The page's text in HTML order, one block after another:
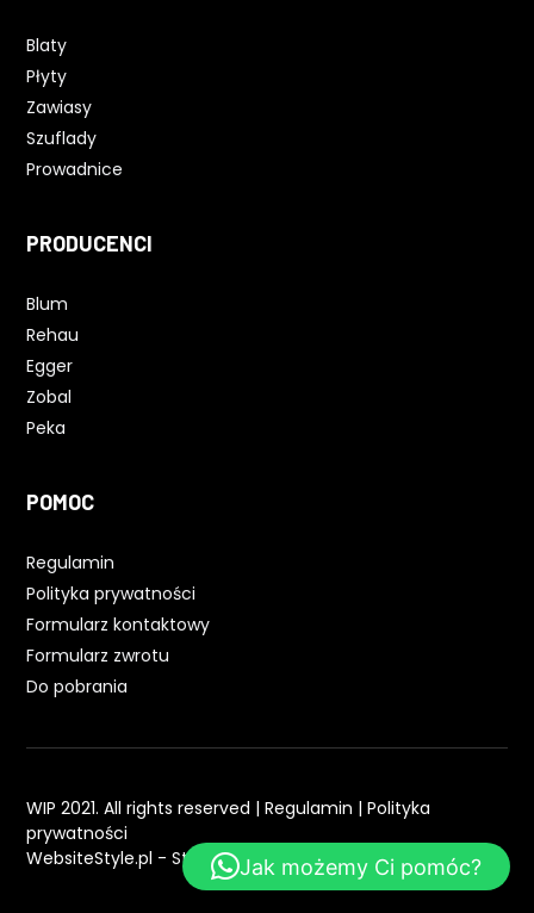
Blaty
Płyty
Zawiasy
Szuflady
Prowadnice
PRODUCENCI
Blum
Rehau
Egger
Zobal
Peka
POMOC
Regulamin
Polityka prywatności
Formularz kontaktowy
Formularz zwrotu
Do pobrania
WIP 2021. All rights reserved |Regulamin |Polityka
prywatności
WebsiteStyle.pl - Strony WWWJak możemy Ci pomóc?